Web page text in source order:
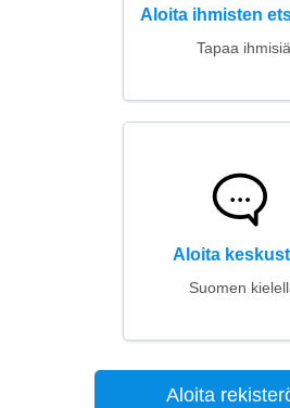
Aloita ihmisten
Tapaa ihmisiä
Aloita
Suomen
Aloita